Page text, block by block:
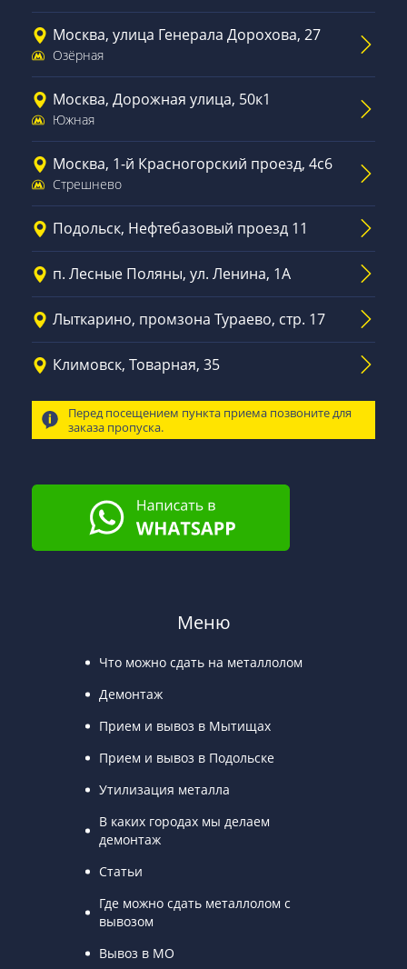
Москва, улица Генерала Дорохова, 27
Озёрная
Москва, Дорожная улица, 50к1
Южная
Москва, 1-й Красногорский проезд, 4с6
Стрешнево
Подольск, Нефтебазовый проезд 11
п. Лесные Поляны, ул. Ленина, 1А
Лыткарино, промзона Тураево, стр. 17
Климовск, Товарная, 35
Перед посещением пункта приема позвоните для
заказа пропуска.
Меню
Что можно сдать на металлолом
Демонтаж
Прием и вывоз в Мытищах
Прием и вывоз в Подольске
Утилизация металла
В каких городах мы делаем
демонтаж
Статьи
Где можно сдать металлолом с
вывозом
Вывоз в МО